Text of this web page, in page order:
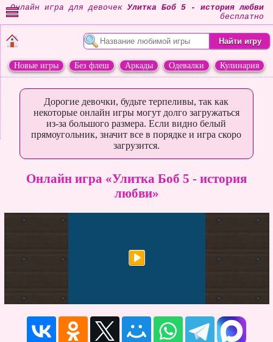
Онлайн игра для девочек Улитка Боб 5 - история любви
бесплатно
Новые игры Без флеш Аркады Одевалки
Кулинария
Дорогие девочки, будьте терпеливы, так как
некоторые онлайн игры могут долго загружаться
из-за большого размера. Если видно белый
прямоугольник, значит все в порядке и игра скоро
загрузится.
Онлайн игра «Улитка Боб 5 - история
любви»